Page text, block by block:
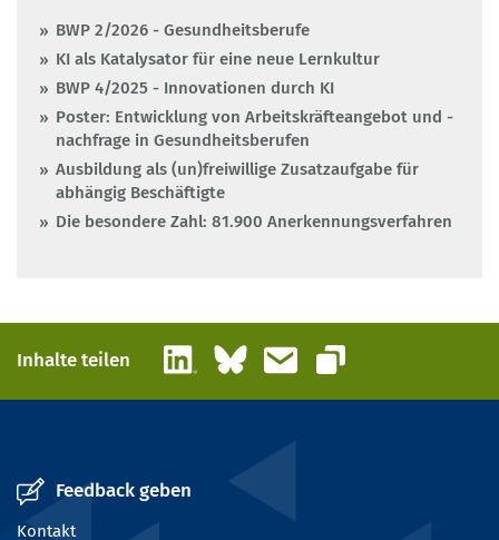
BWP 2/2026 - Gesundheitsberufe
KI als Katalysator für eine neue Lernkultur
BWP 4/2025 - Innovationen durch KI
Poster: Entwicklung von Arbeitskräfteangebot und -
nachfrage in Gesundheitsberufen
Ausbildung als (un)freiwillige Zusatzaufgabe für
abhängig Beschäftigte
Die besondere Zahl: 81.900 Anerkennungsverfahren
Inhalte teilen LinkedInBlueskyE-Mail
Link kopieren
Feedback geben
Kontakt